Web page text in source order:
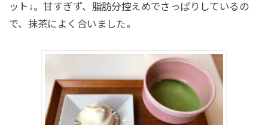
ット↓。甘すぎず、脂肪分控えめでさっぱりしているの
で、抹茶によく合いました。